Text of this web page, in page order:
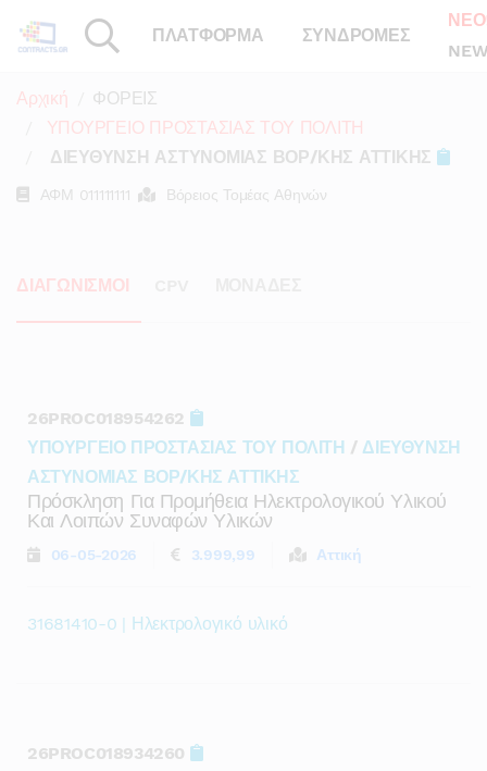
ΠΛΑΤΦΟΡΜΑ ΣΥΝΔΡΟΜΕΣ
Αρχική
ΦΟΡΕΙΣ
ΥΠΟΥΡΓΕΙΟ ΠΡΟΣΤΑΣΙΑΣ ΤΟΥ ΠΟΛΙΤΗ
ΔΙΕΥΘΥΝΣΗ ΑΣΤΥΝΟΜΙΑΣ ΒΟΡ/ΚΗΣ ΑΤΤΙΚΗΣ
ΑΦΜ 011111111 Βόρειος Τομέας Αθηνών
ΔΙΑΓΩΝΙΣΜΟΙ
26PROC018954262
ΥΠΟΥΡΓΕΙΟ ΠΡΟΣΤΑΣΙΑΣ ΤΟΥ ΠΟΛΙΤΗ / ΔΙΕΥΘΥΝΣΗ
ΑΣΤΥΝΟΜΙΑΣ ΒΟΡ/ΚΗΣ ΑΤΤΙΚΗΣ
Πρόσκληση Για Προμήθεια Ηλεκτρολογικού Υλικού
Και Λοιπών Συναφών Υλικών
06-05-2026 3.999,99 Αττική
31681410-0 | Ηλεκτρολογικό υλικό
26PROC018934260